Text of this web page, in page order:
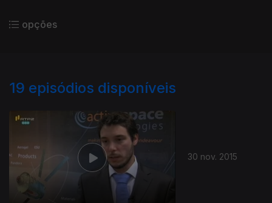
opções
19 episódios disponíveis
30 nov. 2015